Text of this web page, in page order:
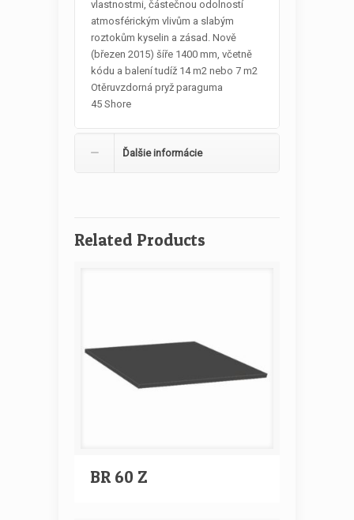
vlastnostmi, částečnou odolností
atmosférickým vlivům a slabým
roztokům kyselin a zásad. Nově
(březen 2015) šíře 1400 mm, včetně
kódu a balení tudíž 14 m2 nebo 7 m2
Otěruvzdorná pryž paraguma
45 Shore
Ďalšie informácie
Related Products
BR 60 Z